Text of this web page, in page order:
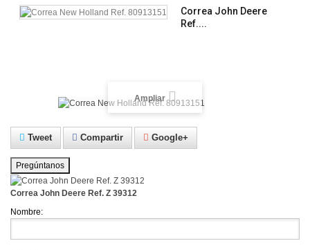
Correa John Deere
Ref....
Ampliar
Tweet Compartir Google+
Pregúntanos
Correa John Deere Ref. Z 39312
Nombre: